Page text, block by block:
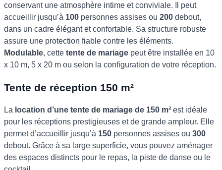
conservant une atmosphère intime et conviviale. Il peut
accueillir jusqu’à 100 personnes assises ou 200 debout,
dans un cadre élégant et confortable. Sa structure robuste
assure une protection fiable contre les éléments.
Modulable, cette tente de mariage peut être installée en 10
x 10 m, 5 x 20 m ou selon la configuration de votre réception.
Tente de réception 150 m²
La location d’une tente de mariage de 150 m² est idéale
pour les réceptions prestigieuses et de grande ampleur. Elle
permet d’accueillir jusqu’à 150 personnes assises ou 300
debout. Grâce à sa large superficie, vous pouvez aménager
des espaces distincts pour le repas, la piste de danse ou le